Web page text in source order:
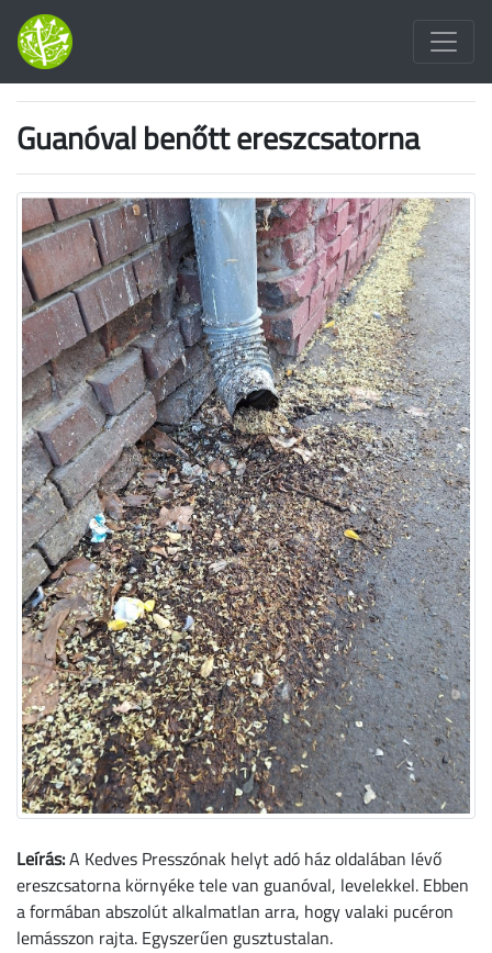
Guanóval benőtt ereszcsatorna
Leírás:A Kedves Presszónak helyt adó ház oldalában lévő
ereszcsatorna környéke tele van guanóval, levelekkel. Ebben
a formában abszolút alkalmatlan arra, hogy valaki pucéron
lemásszon rajta. Egyszerűen gusztustalan.